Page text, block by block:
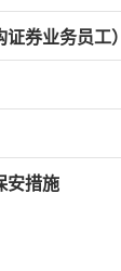
券业务员工）
安措施